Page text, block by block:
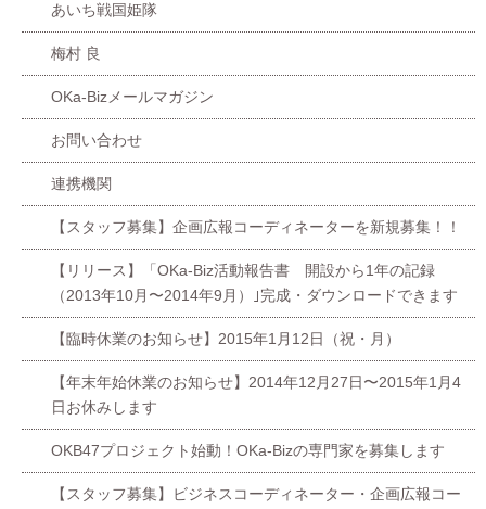
あいち戦国姫隊
梅村 良
OKa-Bizメールマガジン
お問い合わせ
連携機関
【スタッフ募集】企画広報コーディネーターを新規募集！！
【リリース】「OKa-Biz活動報告書 開設から1年の記録
（2013年10月〜2014年9月）｣完成・ダウンロードできます
【臨時休業のお知らせ】2015年1月12日（祝・月）
【年末年始休業のお知らせ】2014年12月27日〜2015年1月4
日お休みします
OKB47プロジェクト始動！OKa-Bizの専門家を募集します
【スタッフ募集】ビジネスコーディネーター・企画広報コー